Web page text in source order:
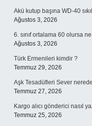
Akü kutup başına WD-40
Ağustos 3, 2026
6. sınıf ortalama 60 olursa
Ağustos 3, 2026
Türk Ermenileri kimdir ?
Temmuz 29, 2026
Aşk Tesadüfleri Sever
Temmuz 27, 2026
Kargo alıcı gönderici nasıl
Temmuz 25, 2026